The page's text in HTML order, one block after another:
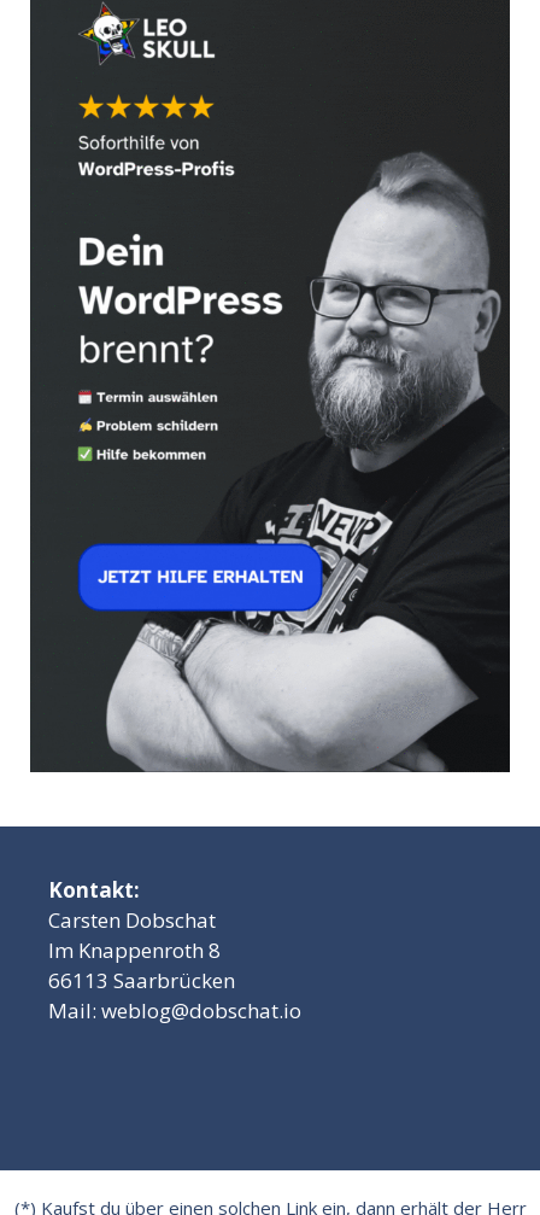
Kontakt:
Carsten Dobschat
Im Knappenroth 8
66113 Saarbrücken
Mail: weblog@dobschat.io
(*) Kaufst du über einen solchen Link ein, dann erhält der Herr